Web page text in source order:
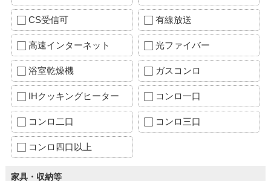
CS受信可 有線放送
高速インターネット 光ファイバー
浴室乾燥機 ガスコンロ
IHクッキングヒーター コンロ一口
コンロ二口 コンロ三口
コンロ四口以上
家具・収納等